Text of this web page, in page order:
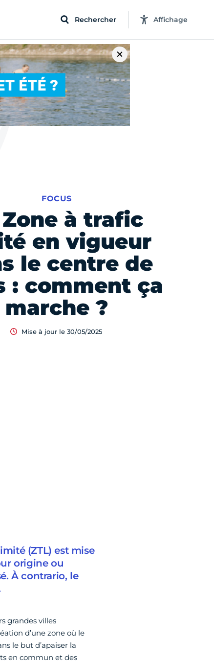
Rechercher Affichage
Zone à trafic
en vigueur
le centre de
: comment ça
marche ?
FOCUS
Mise à jour le 30/05/2025
(ZTL) est mise
origine ou
À contrario, le
grandes villes
d’une zone où le
le but d’apaiser la
en commun et des